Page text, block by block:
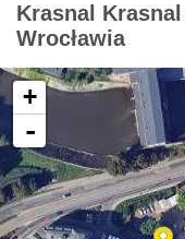
Krasnal
Wrocławia
+
-